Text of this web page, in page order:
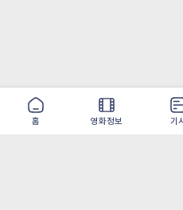
홈 영화정보 기